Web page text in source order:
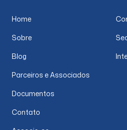
Home
Sobre
Blog
Parceiros e Associados
Documentos
Contato